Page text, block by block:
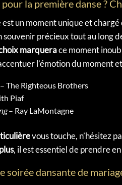
la première danse ?
un moment unique et chargé
souvenir précieux tout au long
marquerace moment
l’émotion du moment
The Righteous Brothers
Piaf
– Ray LaMontagne
vous touche, n’hésitez
, il est essentiel de prendre
soirée dansante de